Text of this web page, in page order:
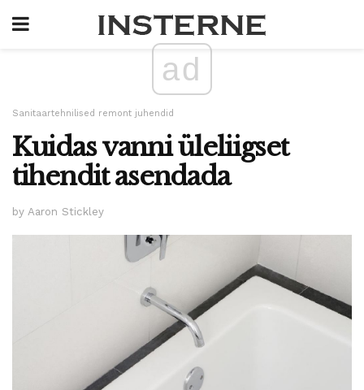
ad
Sanitaartehnilised remont juhendid
Kuidas vanni üleliigset
tihendit asendada
by Aaron Stickley